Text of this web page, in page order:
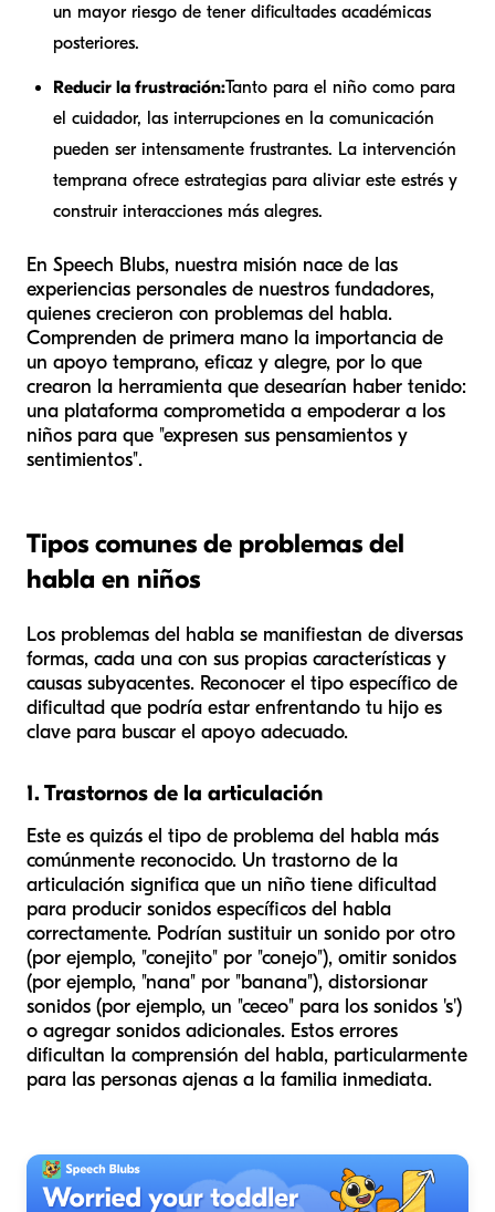
un mayor riesgo de tener dificultades académicas
posteriores.
Reducir la frustración:Tanto para el niño como para
el cuidador, las interrupciones en la comunicación
pueden ser intensamente frustrantes. La intervención
temprana ofrece estrategias para aliviar este estrés y
construir interacciones más alegres.
En Speech Blubs, nuestra misión nace de las
experiencias personales de nuestros fundadores,
quienes crecieron con problemas del habla.
Comprenden de primera mano la importancia de
un apoyo temprano, eficaz y alegre, por lo que
crearon la herramienta que desearían haber tenido:
una plataforma comprometida a empoderar a los
niños para que "expresen sus pensamientos y
sentimientos".
Tipos comunes de problemas del
habla en niños
Los problemas del habla se manifiestan de diversas
formas, cada una con sus propias características y
causas subyacentes. Reconocer el tipo específico de
dificultad que podría estar enfrentando tu hijo es
clave para buscar el apoyo adecuado.
1. Trastornos de la articulación
Este es quizás el tipo de problema del habla más
comúnmente reconocido. Un trastorno de la
articulación significa que un niño tiene dificultad
para producir sonidos específicos del habla
correctamente. Podrían sustituir un sonido por otro
(por ejemplo, "conejito" por "conejo"), omitir sonidos
(por ejemplo, "nana" por "banana"), distorsionar
sonidos (por ejemplo, un "ceceo" para los sonidos 's')
o agregar sonidos adicionales. Estos errores
dificultan la comprensión del habla, particularmente
para las personas ajenas a la familia inmediata.